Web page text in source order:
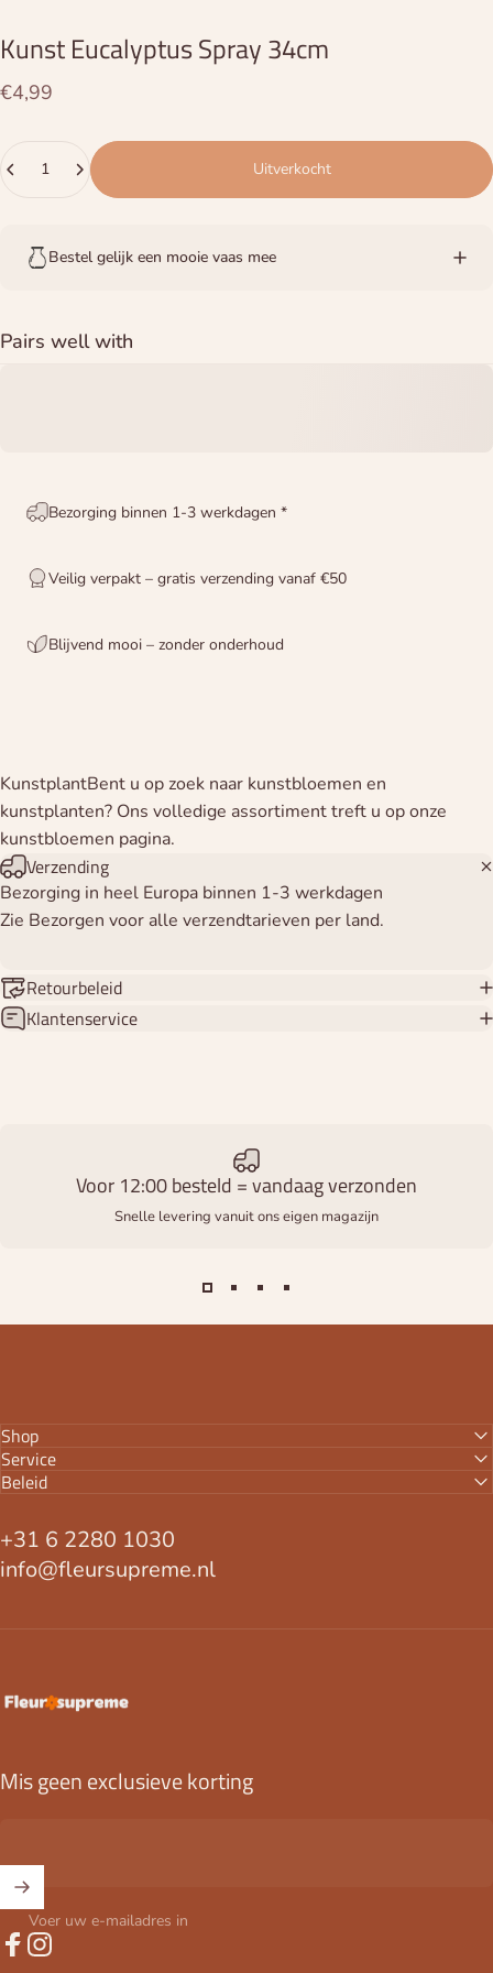
KunstEucalyptusSpray34cm
€4,99
Uitverkocht
Bestel gelijk een mooie vaas mee
Pairs well with
Bezorging binnen 1-3 werkdagen *
Veilig verpakt – gratis verzending vanaf €50
Blijvend mooi – zonder onderhoud
KunstplantBent u op zoek naar kunstbloemen en
kunstplanten? Ons volledige assortiment treft u op onze
kunstbloemen pagina.
Verzending
Bezorging in heel Europa binnen 1-3 werkdagen
Zie Bezorgen voor alle verzendtarieven per land.
Retourbeleid
Klantenservice
Voor 12:00 besteld = vandaag verzonden
Snelle levering vanuit ons eigen magazijn
Shop
Service
Beleid
+31 6 2280 1030
info@fleursupreme.nl
FleurSupreme
Mis geen exclusieve korting
Voer uw e-mailadres in